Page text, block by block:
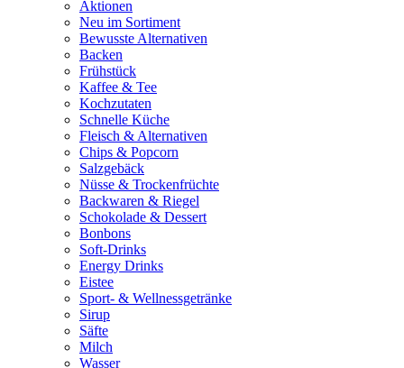
Aktionen
Neu im Sortiment
Bewusste Alternativen
Backen
Frühstück
Kaffee & Tee
Kochzutaten
Schnelle Küche
Fleisch & Alternativen
Chips & Popcorn
Salzgebäck
Nüsse & Trockenfrüchte
Backwaren & Riegel
Schokolade & Dessert
Bonbons
Soft-Drinks
Energy Drinks
Eistee
Sport- & Wellnessgetränke
Sirup
Säfte
Milch
Wasser